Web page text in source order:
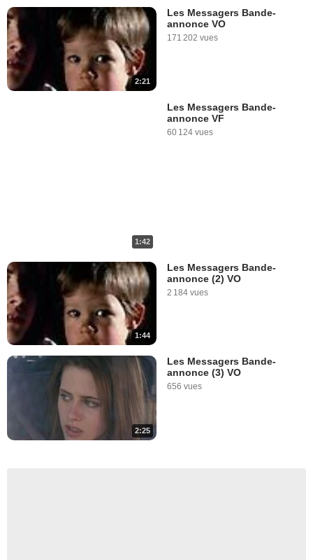
2:21
Les Messagers Bande-
annonce VO
171 202 vues
1:42
Les Messagers Bande-
annonce VF
60 124 vues
1:44
Les Messagers Bande-
annonce (2) VO
2 184 vues
2:25
Les Messagers Bande-
annonce (3) VO
656 vues